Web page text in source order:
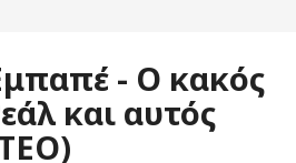
- Ο κακός
και αυτός